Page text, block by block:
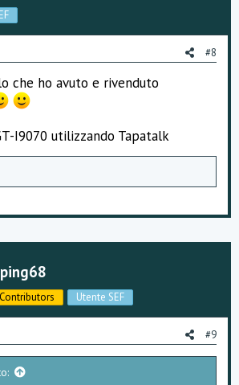
#8
che ho avuto e rivenduto
I9070 utilizzando Tapatalk
Utente SEF
#9